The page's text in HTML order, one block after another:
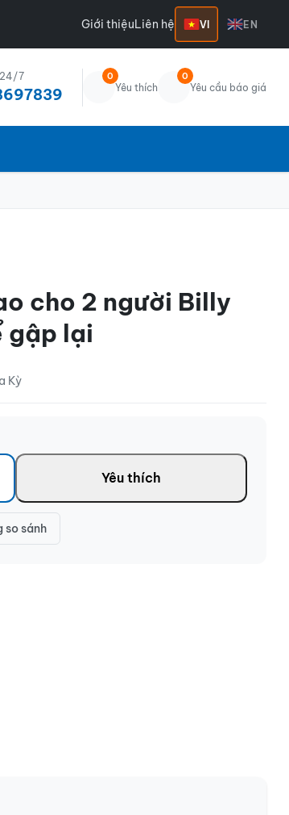
Giới thiệuLiên hệ VI EN
7 0
Yêu thích
0
Yêu cầu báo giá
cho 2 người Billy
gập lại
Kỳ
Yêu thích
so sánh